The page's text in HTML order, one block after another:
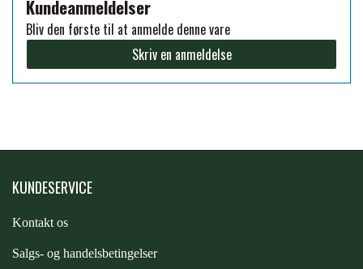
PREMIER EQUINE KØLETERAPI
PREMIER EQUINE RYTTER
LIKIT
NAF
Kundeanmeldelser
Bliv den første til at anmelde denne vare
Skriv en anmeldelse
KUNDESERVICE
Kontakt os
Salgs- og handelsbetingelser